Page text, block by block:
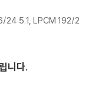
5.1, LPCM 192/2
니다.